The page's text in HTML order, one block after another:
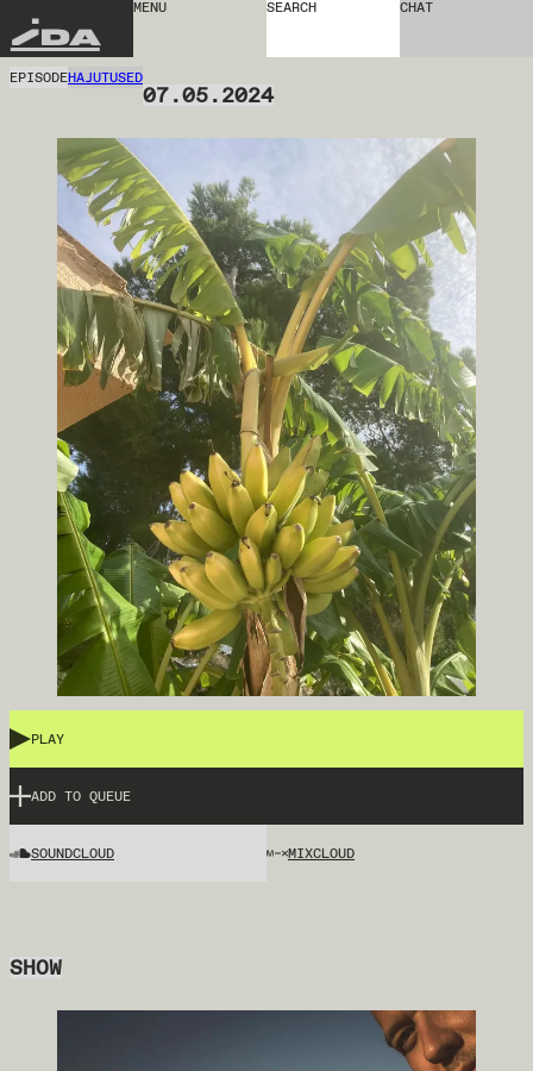
IDA
MENU SEARCH CHAT
SHOW
EPISODEHAJUTUSED
07.05.2024
PLAY
ADD TO QUEUE
SOUNDCLOUD MIXCLOUD